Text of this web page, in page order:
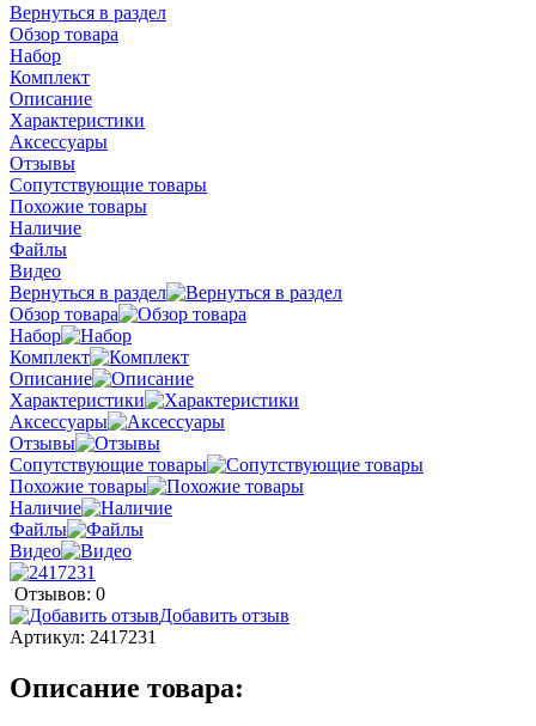
Вернуться в раздел
Обзор товара
Набор
Комплект
Описание
Характеристики
Аксессуары
Отзывы
Сопутствующие товары
Похожие товары
Наличие
Файлы
Видео
Вернуться в раздел
Обзор товара
Набор
Комплект
Описание
Характеристики
Аксессуары
Отзывы
Сопутствующие товары
Похожие товары
Наличие
Файлы
Видео
Отзывов: 0
Добавить отзыв
Артикул: 2417231
Описание товара: